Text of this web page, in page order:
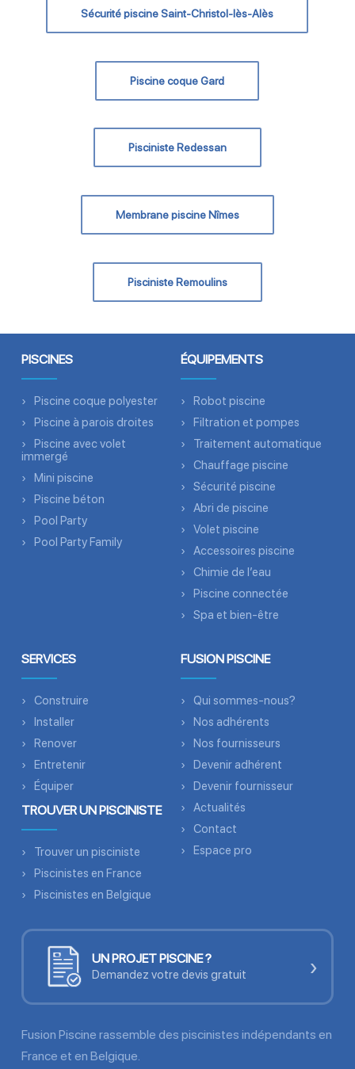
Sécurité piscine Saint-Christol-lès-Alès
Piscine coque Gard
Pisciniste Redessan
Membrane piscine Nîmes
Pisciniste Remoulins
PISCINES
Piscine coque polyester
Piscine à parois droites
Piscine avec volet
immergé
Mini piscine
Piscine béton
Pool Party
Pool Party Family
ÉQUIPEMENTS
Robot piscine
Filtration et pompes
Traitement automatique
Chauffage piscine
Sécurité piscine
Abri de piscine
Volet piscine
Accessoires piscine
Chimie de l’eau
Piscine connectée
Spa et bien-être
SERVICES
Construire
Installer
Renover
Entretenir
Équiper
TROUVER UN PISCINISTE
Trouver un pisciniste
Piscinistes en France
Piscinistes en Belgique
FUSION PISCINE
Qui sommes-nous?
Nos adhérents
Nos fournisseurs
Devenir adhérent
Devenir fournisseur
Actualités
Contact
Espace pro
UN PROJET PISCINE ?
Demandez votre devis gratuit ›
Fusion Piscine rassemble des piscinistes indépendants en
France et en Belgique.